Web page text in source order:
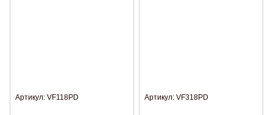
Артикул: VF118PD Артикул: VF318PD